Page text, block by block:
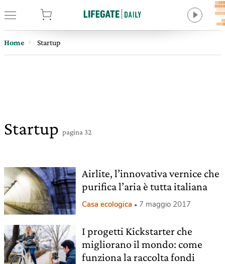
Home Startup
Startup pagina 32
Airlite, l’innovativa vernice che
purifica l’aria è tutta italiana
Casa ecologica 7 maggio 2017
I progetti Kickstarter che
migliorano il mondo: come
funziona la raccolta fondi